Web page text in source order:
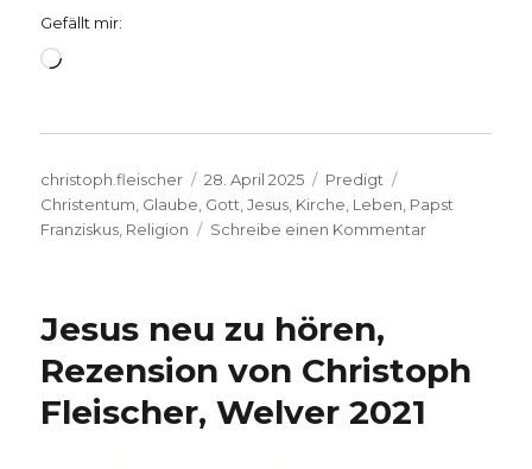
Gefällt mir:
Wird
Autor
christoph.fleischer
Veröffentlicht
am
28. April 2025 Kategorien
Predigt
Christentum Glaube Gott ,Jesus Kirche Leben Papst
Franziskus Religion Schreibe einen Kommentarzu
Predigt,
Jesus neu zu hören,
Rezension von Christoph
Fleischer, Welver 2021